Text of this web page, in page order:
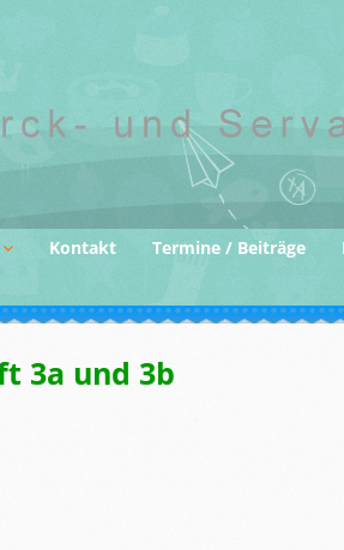
Kontakt Termine / Beiträge
3a und 3b